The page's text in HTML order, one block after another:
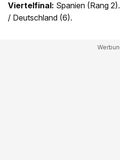
Viertelfinal: Spanien (Rang 2).
/ Deutschland (6).